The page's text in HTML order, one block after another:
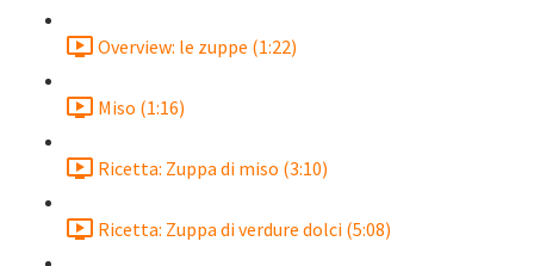
Overview: le zuppe (1:22)
Miso (1:16)
Ricetta: Zuppa di miso (3:10)
Ricetta: Zuppa di verdure dolci (5:08)